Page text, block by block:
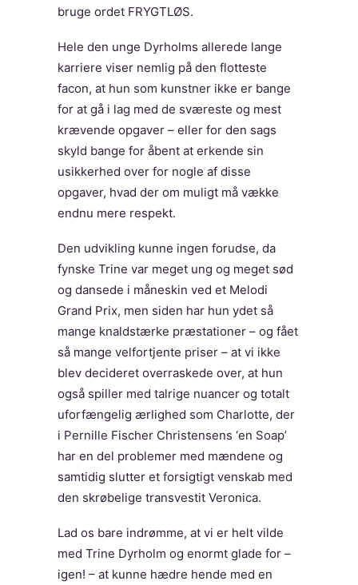
bruge ordet FRYGTLØS.
Hele den unge Dyrholms allerede lange
karriere viser nemlig på den flotteste
facon, at hun som kunstner ikke er bange
for at gå i lag med de sværeste og mest
krævende opgaver – eller for den sags
skyld bange for åbent at erkende sin
usikkerhed over for nogle af disse
opgaver, hvad der om muligt må vække
endnu mere respekt.
Den udvikling kunne ingen forudse, da
fynske Trine var meget ung og meget sød
og dansede i måneskin ved et Melodi
Grand Prix, men siden har hun ydet så
mange knaldstærke præstationer – og fået
så mange velfortjente priser – at vi ikke
blev decideret overraskede over, at hun
også spiller med talrige nuancer og totalt
uforfængelig ærlighed som Charlotte, der
i Pernille Fischer Christensens ‘en Soap’
har en del problemer med mændene og
samtidig slutter et forsigtigt venskab med
den skrøbelige transvestit Veronica.
Lad os bare indrømme, at vi er helt vilde
med Trine Dyrholm og enormt glade for –
igen! – at kunne hædre hende med en